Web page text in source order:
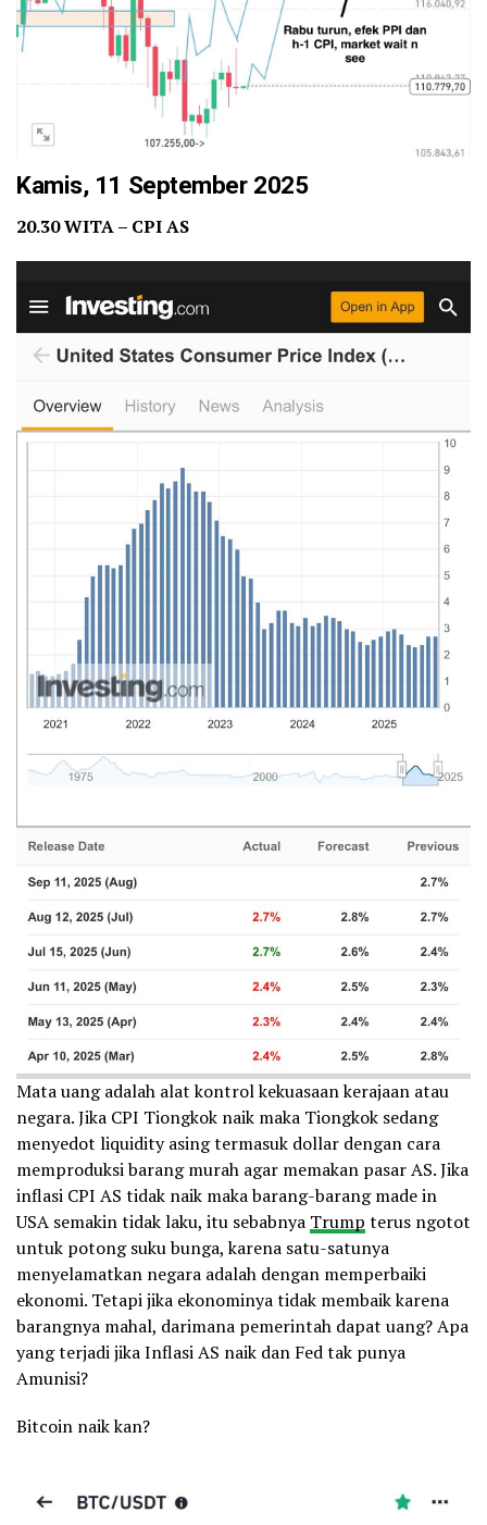
Kamis, 11 September 2025
20.30 WITA – CPI AS
Mata uang adalah alat kontrol kekuasaan kerajaan atau
negara. Jika CPI Tiongkok naik maka Tiongkok sedang
menyedot liquidity asing termasuk dollar dengan cara
memproduksi barang murah agar memakan pasar AS. Jika
inflasi CPI AS tidak naik maka barang-barang made in
USA semakin tidak laku, itu sebabnya Trump terus ngotot
untuk potong suku bunga, karena satu-satunya
menyelamatkan negara adalah dengan memperbaiki
ekonomi. Tetapi jika ekonominya tidak membaik karena
barangnya mahal, darimana pemerintah dapat uang? Apa
yang terjadi jika Inflasi AS naik dan Fed tak punya
Amunisi?
Bitcoin naik kan?